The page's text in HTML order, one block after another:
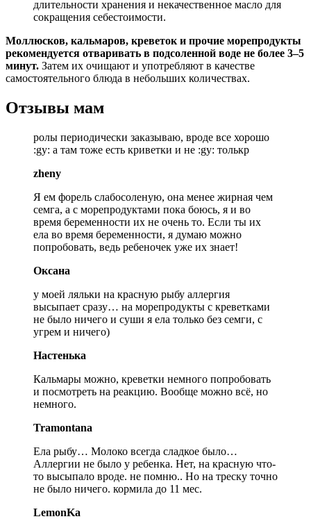
длительности хранения и некачественное масло для
сокращения себестоимости.
Моллюсков, кальмаров, креветок и прочие морепродукты
рекомендуется отваривать в подсоленной воде не более 3–5
минут. Затем их очищают и употребляют в качестве
самостоятельного блюда в небольших количествах.
Отзывы мам
ролы периодически заказываю, вроде все хорошо
:gy: а там тоже есть криветки и не :gy: толькр
zheny
Я ем форель слабосоленую, она менее жирная чем
семга, а с морепродуктами пока боюсь, я и во
время беременности их не очень то. Если ты их
ела во время беременности, я думаю можно
попробовать, ведь ребеночек уже их знает!
Оксана
у моей ляльки на красную рыбу аллергия
высыпает сразу… на морепродукты с креветками
не было ничего и суши я ела только без семги, с
угрем и ничего)
Настенька
Кальмары можно, креветки немного попробовать
и посмотреть на реакцию. Вообще можно всё, но
немного.
Tramontana
Ела рыбу… Молоко всегда сладкое было…
Аллергии не было у ребенка. Нет, на красную что-
то высыпало вроде. не помню.. Но на треску точно
не было ничего. кормила до 11 мес.
LemonKa